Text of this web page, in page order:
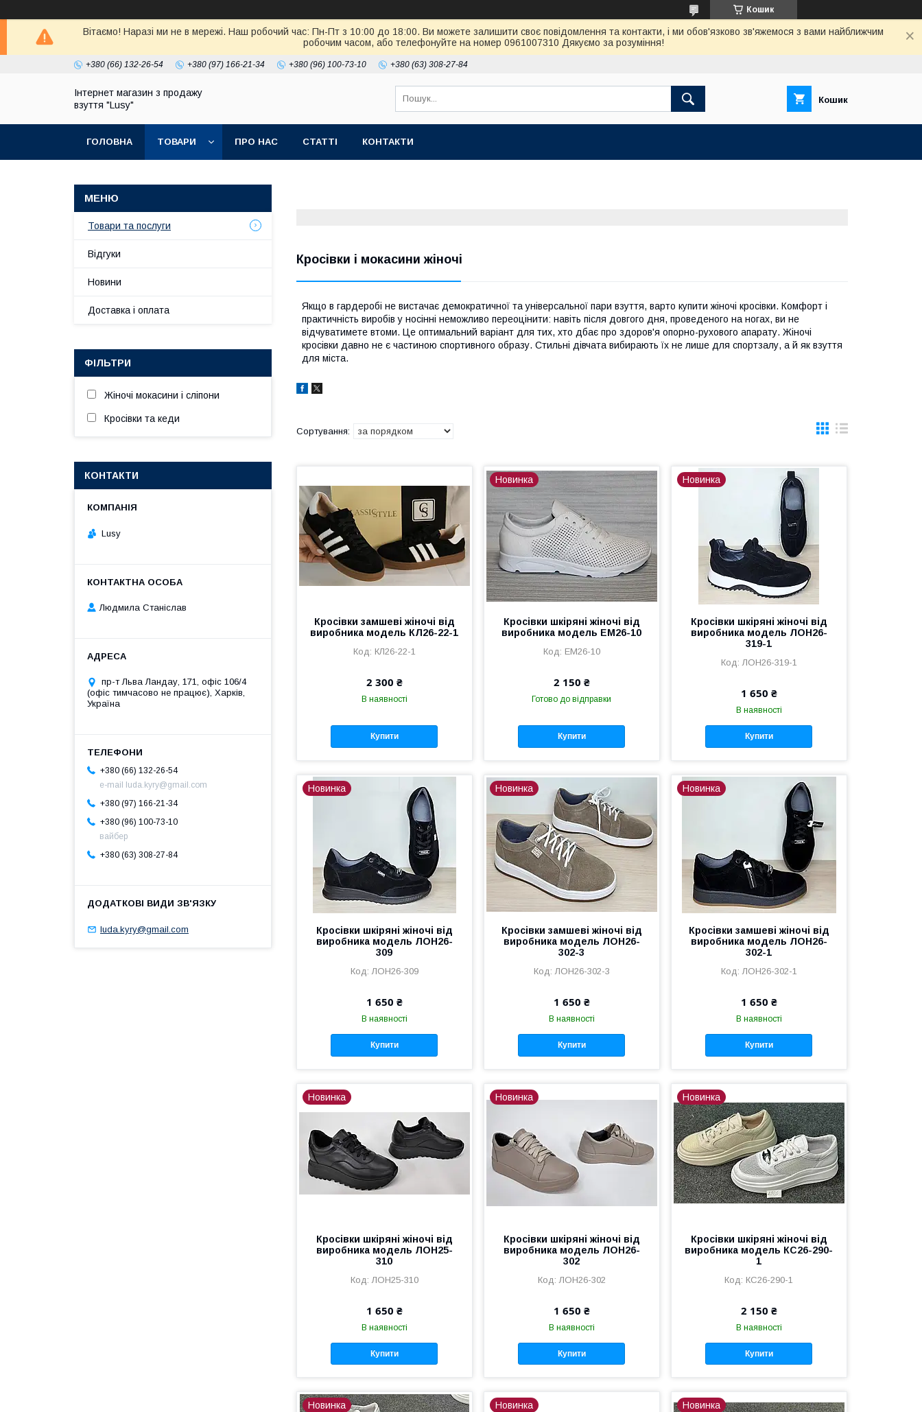
Кошик
Вітаємо! Наразі ми не в мережі. Наш робочий час: Пн-Пт з 10:00 до 18:00. Ви можете залишити своє повідомлення та контакти, і ми обов'язково зв'яжемося з вами найближчим
робочим часом, або телефонуйте на номер 0961007310 Дякуємо за розуміння!
+380 (66) 132-26-54 +380 (97) 166-21-34 +380 (96) 100-73-10 +380 (63) 308-27-84
Інтернет магазин з продажу
взуття "Lusy"
Кошик
ГОЛОВНА ТОВАРИ ПРО НАС СТАТТІ КОНТАКТИ
Кросівки і мокасини жіночі
Якщо в гардеробі не вистачає демократичної та універсальної пари взуття, варто купити жіночі кросівки. Комфорт і
практичність виробів у носінні неможливо переоцінити: навіть після довгого дня, проведеного на ногах, ви не
відчуватимете втоми. Це оптимальний варіант для тих, хто дбає про здоров'я опорно-рухового апарату. Жіночі
кросівки давно не є частиною спортивного образу. Стильні дівчата вибирають їх не лише для спортзалу, а й як взуття
для міста.
Кросівки замшеві жіночі від
виробника модель КЛ26-22-1
КЛ26-22-1
2 300 ₴
В наявності
Купити
Новинка
Кросівки шкіряні жіночі від
виробника модель ЕМ26-10
ЕМ26-10
2 150 ₴
Готово до відправки
Купити
Новинка
Кросівки шкіряні жіночі від
виробника модель ЛОН26-
319-1
ЛОН26-319-1
1 650 ₴
В наявності
Купити
Новинка
Кросівки шкіряні жіночі від
виробника модель ЛОН26-
309
ЛОН26-309
1 650 ₴
В наявності
Купити
Новинка
Кросівки замшеві жіночі від
виробника модель ЛОН26-
302-3
ЛОН26-302-3
1 650 ₴
В наявності
Купити
Новинка
Кросівки замшеві жіночі від
виробника модель ЛОН26-
302-1
ЛОН26-302-1
1 650 ₴
В наявності
Купити
Новинка
Кросівки шкіряні жіночі від
виробника модель ЛОН25-
310
ЛОН25-310
1 650 ₴
В наявності
Купити
Новинка
Кросівки шкіряні жіночі від
виробника модель ЛОН26-
302
ЛОН26-302
1 650 ₴
В наявності
Купити
Новинка
Кросівки шкіряні жіночі від
виробника модель КС26-290-
1
КС26-290-1
2 150 ₴
В наявності
Купити
Новинка Новинка Новинка
Товари та послуги
Відгуки
Новини
Доставка і оплата
ФІЛЬТРИ
Жіночі мокасини і сліпони
Кросівки та кеди
КОНТАКТИ
Lusy
Людмила Станіслав
пр-т Льва Ландау, 171, офіс 106/4
(офіс тимчасово не працює), Харків,
Україна
+380 (66) 132-26-54
e-mail luda.kyry@gmail.com
+380 (97) 166-21-34
+380 (96) 100-73-10
вайбер
+380 (63) 308-27-84
luda.kyry@gmail.com